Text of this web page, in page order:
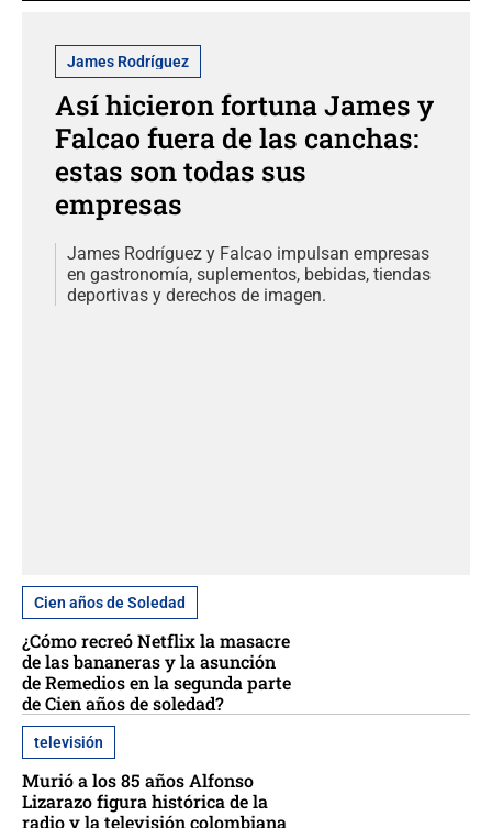
James Rodríguez
Así hicieron fortuna James y
Falcao fuera de las canchas:
estas son todas sus
empresas
James Rodríguez y Falcao impulsan empresas
en gastronomía, suplementos, bebidas, tiendas
deportivas y derechos de imagen.
Cien años de Soledad
¿Cómo recreó Netflix la masacre
de las bananeras y la asunción
de Remedios en la segunda parte
de Cien años de soledad?
televisión
Murió a los 85 años Alfonso
Lizarazo figura histórica de la
radio y la televisión colombiana